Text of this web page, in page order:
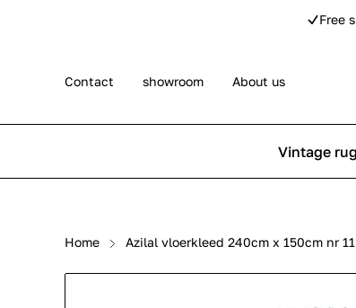
Free
Contact showroom About us
Vintage
Persian rugs
Home Azilal vloerkleed 240cm x 150cm nr